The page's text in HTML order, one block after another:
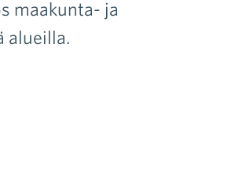
maakunta- ja
alueilla.